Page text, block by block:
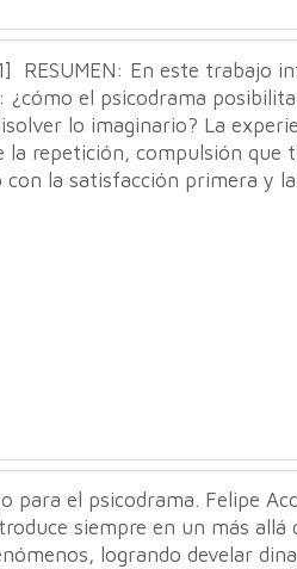
RESUMEN: En este trabajo
¿cómo el psicodrama
lo imaginario? La
la repetición, compulsión que
la satisfacción primera y
para el psicodrama. Felipe
siempre en un más allá
logrando develar